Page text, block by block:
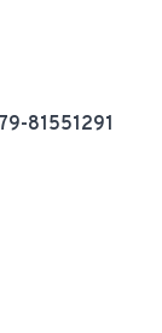
81551291